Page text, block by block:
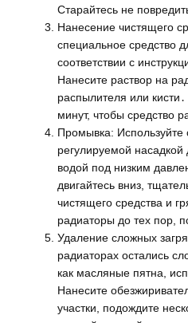
Старайтесь не
Нанесение чистящего
специальное средство
соответствии с
Нанесите раствор на
распылителя или
минут, чтобы средство
Промывка: Используйте
регулируемой
водой под низким
двигайтесь вниз,
чистящего средства и
радиаторы до тех пор,
Удаление сложных
радиаторах остались
как масляные пятна,
Нанесите
участки, подождите